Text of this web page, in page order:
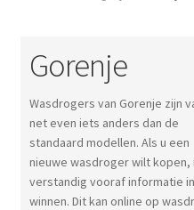
Gorenje
Wasdrogers van Gorenje zijn
net even iets anders dan de
standaard modellen. Als u een
nieuwe wasdroger wilt kopen,
verstandig vooraf informatie
winnen. Dit kan online op